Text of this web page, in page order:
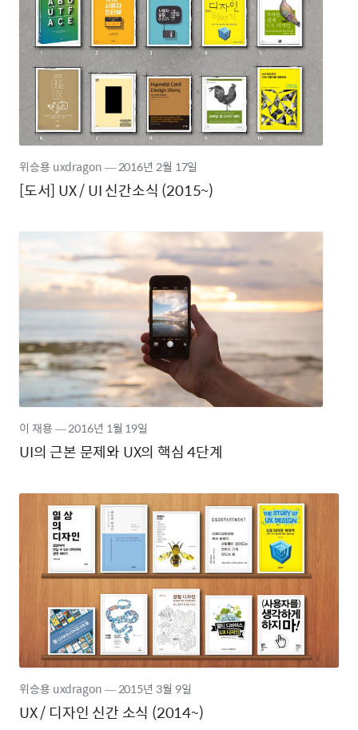
[도서] UX / UI 신간소식 (2015~)
위승용 uxdragon―2016년 2월 17일
UI의 근본 문제와 UX의 핵심 4단계
이 재용―2016년 1월 19일
UX / 디자인 신간 소식 (2014~)
위승용 uxdragon―2015년 3월 9일